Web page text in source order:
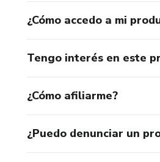
¿Cómo accedo a mi
Tengo interés en este
¿Cómo afiliarme?
¿Puedo denunciar un